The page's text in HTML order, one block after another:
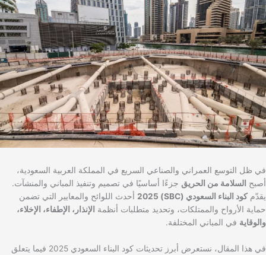
في ظل التوسع العمراني والصناعي السريع في المملكة العربية السعودية،
أصبح السلامة من الحريق جزءًا أساسيًا في تصميم وتنفيذ المباني والمنشآت.
يقدّمكود البناء السعودي (SBC) 2025
أحدث اللوائح والمعايير التي تضمن
حماية الأرواح والممتلكات، وتحديد متطلبات أنظمة
الإنذار، الإطفاء، الإخلاء،
والوقاية في المباني المختلفة.
في هذا المقال، نستعرض أبرز تحديثات كود البناء السعودي 2025 فيما يتعلق